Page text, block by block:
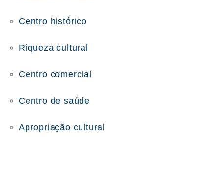
Centro histórico
Riqueza cultural
Centro comercial
Centro de saúde
Apropriação cultural